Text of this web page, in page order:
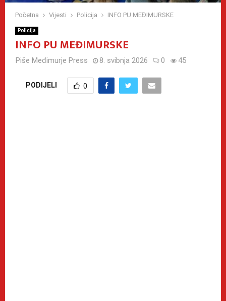
Početna Vijesti Policija INFO PU MEĐIMURSKE
Policija
INFO PU MEĐIMURSKE
Piše Međimurje Press 8. svibnja 2026 0 45
PODIJELI 0